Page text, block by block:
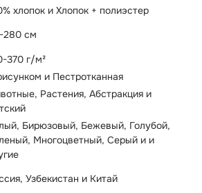
хлопок и Хлопок + полиэстер
280 см
370 г/м²
и Пестротканная
Растения, Абстракция и
Бирюзовый, Бежевый, Голубой,
Многоцветный, Серый и и
Узбекистан и Китай